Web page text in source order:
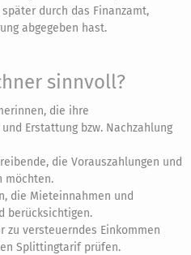
durch das Finanzamt,
abgegeben hast.
sinnvoll?
die ihre
Erstattung bzw. Nachzahlung
die Vorauszahlungen und
möchten.
die Mieteinnahmen und
berücksichtigen.
zu versteuerndes Einkommen
Splittingtarif prüfen.